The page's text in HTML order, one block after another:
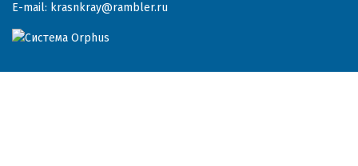
E-mail: krasnkray@rambler.ru